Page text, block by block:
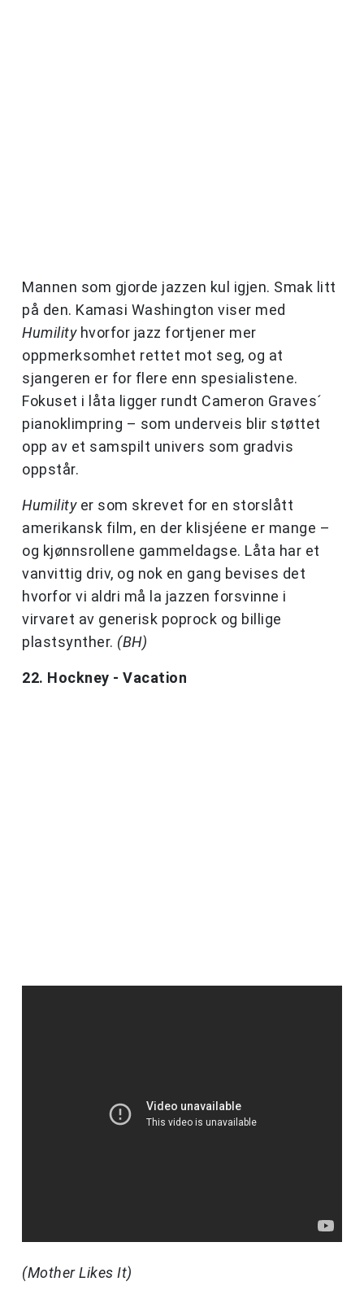
Mannen som gjorde jazzen kul igjen. Smak litt
på den. Kamasi Washington viser med
Humility hvorfor jazz fortjener mer
oppmerksomhet rettet mot seg, og at
sjangeren er for flere enn spesialistene.
Fokuset i låta ligger rundt Cameron Graves´
pianoklimpring – som underveis blir støttet
opp av et samspilt univers som gradvis
oppstår.
Humility er som skrevet for en storslått
amerikansk film, en der klisjéene er mange –
og kjønnsrollene gammeldagse. Låta har et
vanvittig driv, og nok en gang bevises det
hvorfor vi aldri må la jazzen forsvinne i
virvaret av generisk poprock og billige
plastsynther. (BH)
22. Hockney - Vacation
(Mother Likes It)